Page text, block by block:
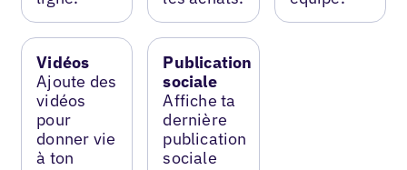
Vidéos
Ajoute des
vidéos
pour
donner vie
à ton
Publication
sociale
Affiche ta
dernière
publication
sociale